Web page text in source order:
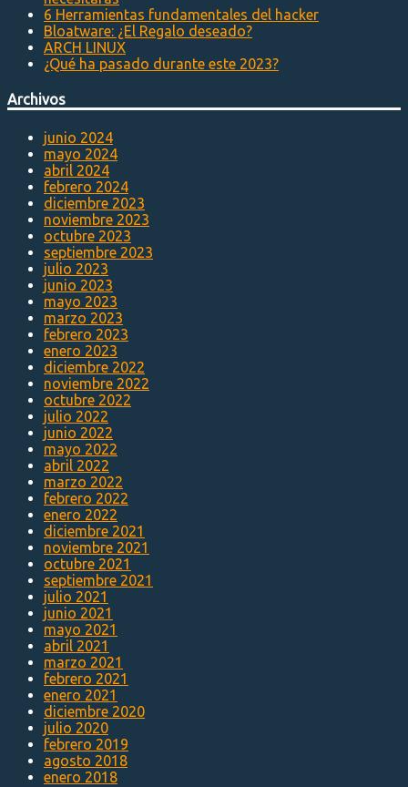
6 Herramientas fundamentales del hacker
Bloatware: ¿El Regalo deseado?
ARCH LINUX
¿Qué ha pasado durante este 2023?
Archivos
junio 2024
mayo 2024
abril 2024
febrero 2024
diciembre 2023
noviembre 2023
octubre 2023
septiembre 2023
julio 2023
junio 2023
mayo 2023
marzo 2023
febrero 2023
enero 2023
diciembre 2022
noviembre 2022
octubre 2022
julio 2022
junio 2022
mayo 2022
abril 2022
marzo 2022
febrero 2022
enero 2022
diciembre 2021
noviembre 2021
octubre 2021
septiembre 2021
julio 2021
junio 2021
mayo 2021
abril 2021
marzo 2021
febrero 2021
enero 2021
diciembre 2020
julio 2020
febrero 2019
agosto 2018
enero 2018